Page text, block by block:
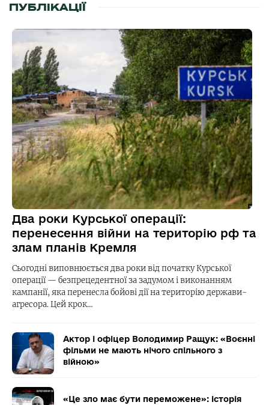
ПУБЛІКАЦІЇ
Два роки Курської операції:
перенесення війни на територію рф та
злам планів Кремля
Сьогодні виповнюється два роки від початку Курської
операції — безпрецедентної за задумом і виконанням
кампанії, яка перенесла бойові дії на територію держави-
агресора. Цей крок…
Актор і офіцер Володимир Ращук: «Воєнні
фільми не мають нічого спільного з
війною»
«Це зло має бути переможене»: історія